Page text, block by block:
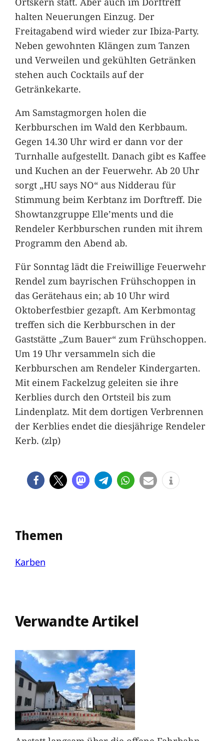
halten Neuerungen Einzug. Der
Freitagabend wird wieder zur Ibiza-Party.
Neben gewohnten Klängen zum Tanzen
und Verweilen und gekühlten Getränken
stehen auch Cocktails auf der
Getränkekarte.
Am Samstagmorgen holen die
Kerbburschen im Wald den Kerbbaum.
Gegen 14.30 Uhr wird er dann vor der
Turnhalle aufgestellt. Danach gibt es Kaffee
und Kuchen an der Feuerwehr. Ab 20 Uhr
sorgt „HU says NO“ aus Nidderau für
Stimmung beim Kerbtanz im Dorftreff. Die
Showtanzgruppe Elle’ments und die
Rendeler Kerbburschen runden mit ihrem
Programm den Abend ab.
Für Sonntag lädt die Freiwillige Feuerwehr
Rendel zum bayrischen Frühschoppen in
das Gerätehaus ein; ab 10 Uhr wird
Oktoberfestbier gezapft. Am Kerbmontag
treffen sich die Kerbburschen in der
Gaststätte „Zum Bauer“ zum Frühschoppen.
Um 19 Uhr versammeln sich die
Kerbburschen am Rendeler Kindergarten.
Mit einem Fackelzug geleiten sie ihre
Kerblies durch den Ortsteil bis zum
Lindenplatz. Mit dem dortigen Verbrennen
der Kerblies endet die diesjährige Rendeler
Kerb. (zlp)
Themen
Karben
Verwandte Artikel